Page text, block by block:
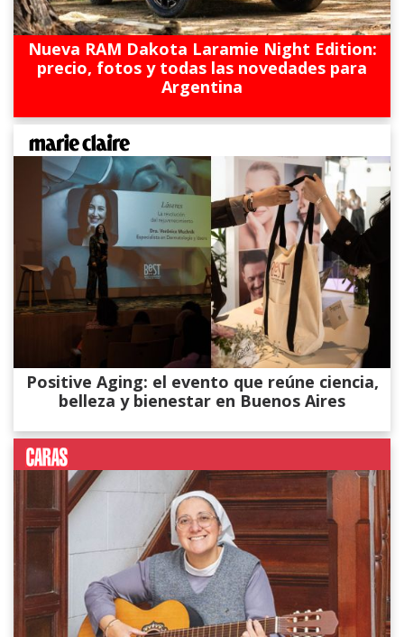
Nueva RAM Dakota Laramie Night Edition:
precio, fotos y todas las novedades para
Argentina
Positive Aging: el evento que reúne ciencia,
belleza y bienestar en Buenos Aires